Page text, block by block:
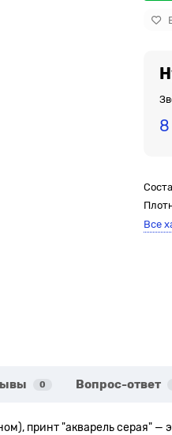
Все
0 Вопрос-ответ
принт "акварель серая"